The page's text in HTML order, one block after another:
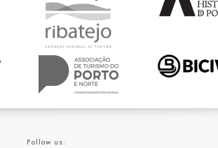
Follow us: